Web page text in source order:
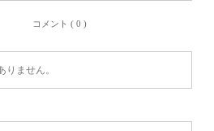
コメント ( 0 )
りません。